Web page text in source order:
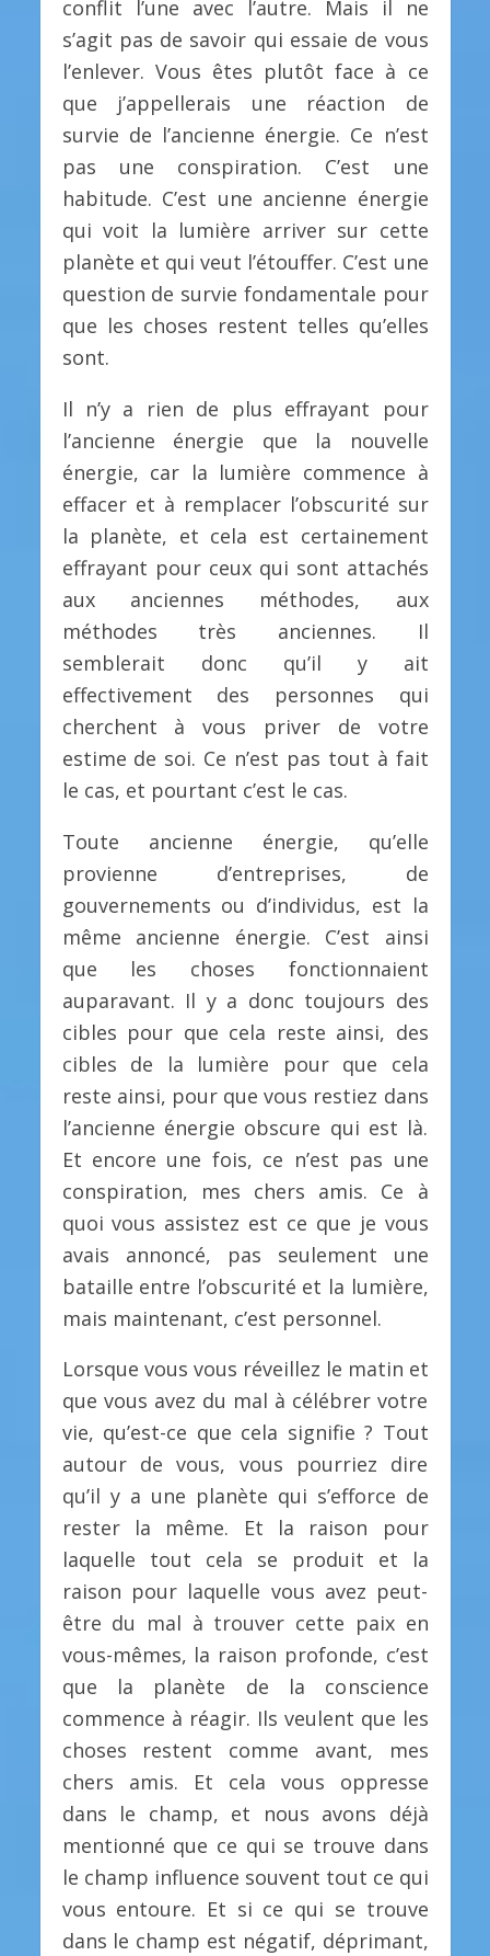
conflit l’une avec l’autre. Mais il ne
s’agit pas de savoir qui essaie de vous
l’enlever. Vous êtes plutôt face à ce
que j’appellerais une réaction de
survie de l’ancienne énergie. Ce n’est
pas une conspiration. C’est une
habitude. C’est une ancienne énergie
qui voit la lumière arriver sur cette
planète et qui veut l’étouffer. C’est une
question de survie fondamentale pour
que les choses restent telles qu’elles
sont.
Il n’y a rien de plus effrayant pour
l’ancienne énergie que la nouvelle
énergie, car la lumière commence à
effacer et à remplacer l’obscurité sur
la planète, et cela est certainement
effrayant pour ceux qui sont attachés
aux anciennes méthodes, aux
méthodes très anciennes. Il
semblerait donc qu’il y ait
effectivement des personnes qui
cherchent à vous priver de votre
estime de soi. Ce n’est pas tout à fait
le cas, et pourtant c’est le cas.
Toute ancienne énergie, qu’elle
provienne d’entreprises, de
gouvernements ou d’individus, est la
même ancienne énergie. C’est ainsi
que les choses fonctionnaient
auparavant. Il y a donc toujours des
cibles pour que cela reste ainsi, des
cibles de la lumière pour que cela
reste ainsi, pour que vous restiez dans
l’ancienne énergie obscure qui est là.
Et encore une fois, ce n’est pas une
conspiration, mes chers amis. Ce à
quoi vous assistez est ce que je vous
avais annoncé, pas seulement une
bataille entre l’obscurité et la lumière,
mais maintenant, c’est personnel.
Lorsque vous vous réveillez le matin et
que vous avez du mal à célébrer votre
vie, qu’est-ce que cela signifie ? Tout
autour de vous, vous pourriez dire
qu’il y a une planète qui s’efforce de
rester la même. Et la raison pour
laquelle tout cela se produit et la
raison pour laquelle vous avez peut-
être du mal à trouver cette paix en
vous-mêmes, la raison profonde, c’est
que la planète de la conscience
commence à réagir. Ils veulent que les
choses restent comme avant, mes
chers amis. Et cela vous oppresse
dans le champ, et nous avons déjà
mentionné que ce qui se trouve dans
le champ influence souvent tout ce qui
vous entoure. Et si ce qui se trouve
dans le champ est négatif, déprimant,